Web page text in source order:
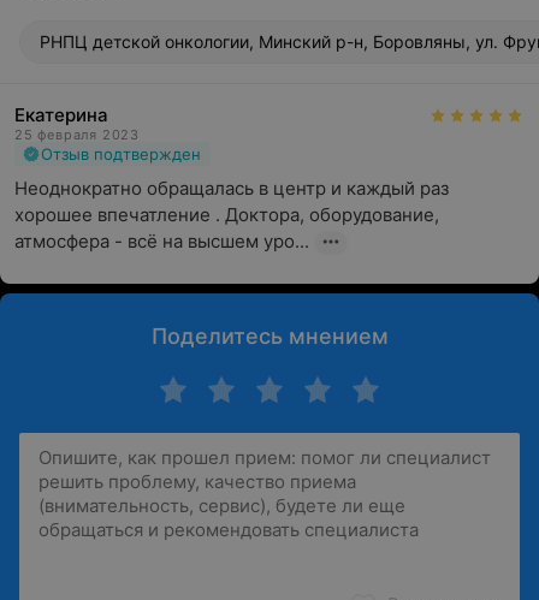
РНПЦ детской онкологии, Минский р-н, Боровляны, ул.
Екатерина
25 февраля 2023
Отзыв подтвержден
Неоднократно обращалась в центр и каждый раз
хорошее впечатление . Доктора, оборудование,
атмосфера - всё на высшем уро...
Поделитесь мнением